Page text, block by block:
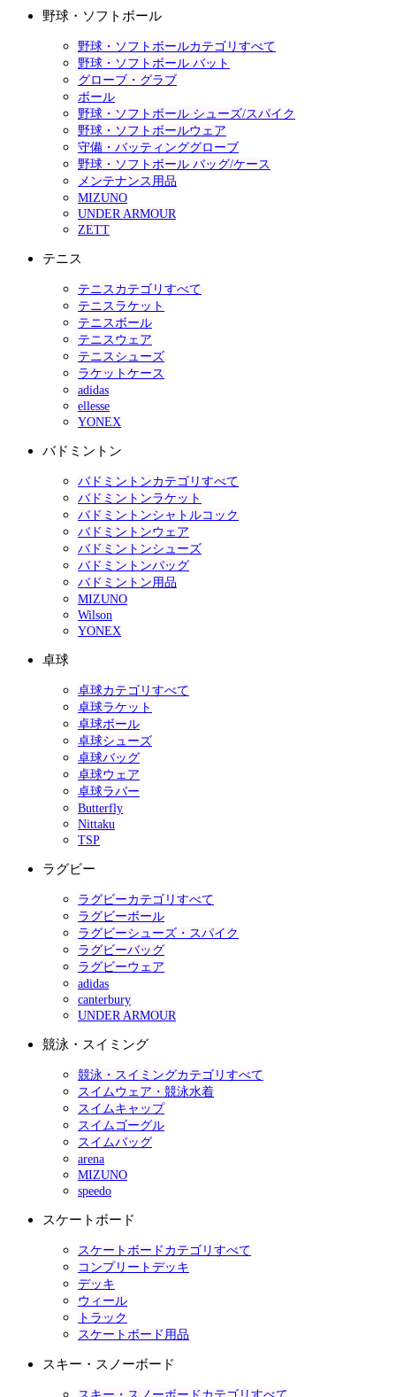
野球・ソフトボール
野球・ソフトボールカテゴリすべて
野球・ソフトボール バット
グローブ・グラブ
ボール
野球・ソフトボール シューズ/スパイク
野球・ソフトボールウェア
守備・バッティンググローブ
野球・ソフトボール バッグ/ケース
メンテナンス用品
MIZUNO
UNDER ARMOUR
ZETT
テニス
テニスカテゴリすべて
テニスラケット
テニスボール
テニスウェア
テニスシューズ
ラケットケース
adidas
ellesse
YONEX
バドミントン
バドミントンカテゴリすべて
バドミントンラケット
バドミントンシャトルコック
バドミントンウェア
バドミントンシューズ
バドミントンバッグ
バドミントン用品
MIZUNO
Wilson
YONEX
卓球
卓球カテゴリすべて
卓球ラケット
卓球ボール
卓球シューズ
卓球バッグ
卓球ウェア
卓球ラバー
Butterfly
Nittaku
TSP
ラグビー
ラグビーカテゴリすべて
ラグビーボール
ラグビーシューズ・スパイク
ラグビーバッグ
ラグビーウェア
adidas
canterbury
UNDER ARMOUR
競泳・スイミング
競泳・スイミングカテゴリすべて
スイムウェア・競泳水着
スイムキャップ
スイムゴーグル
スイムバッグ
arena
MIZUNO
speedo
スケートボード
スケートボードカテゴリすべて
コンプリートデッキ
デッキ
ウィール
トラック
スケートボード用品
スキー・スノーボード